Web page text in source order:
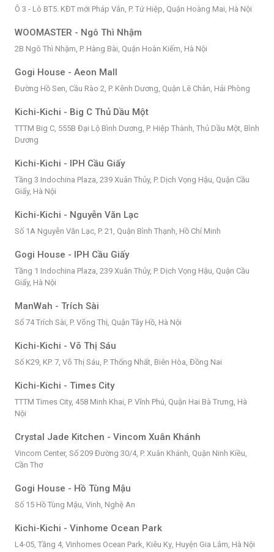
Ô 3 - Lô BT5. KĐT mới Pháp Vân, P. Tứ Hiệp, Quận Hoàng Mai, Hà Nội
WOOMASTER - Ngô Thì Nhậm
2B Ngô Thì Nhậm, P. Hàng Bài, Quận Hoàn Kiếm, Hà Nội
Gogi House - Aeon Mall
Đường Hồ Sen, Cầu Rào 2, P. Kênh Dương, Quận Lê Chân, Hải Phòng
Kichi-Kichi - Big C Thủ Dầu Một
TTTM Big C, 555B Đại Lộ Bình Dương, P. Hiệp Thành, Thủ Dầu Một, Bình
Dương
Kichi-Kichi - IPH Cầu Giấy
Tầng 3 Indochina Plaza, 239 Xuân Thủy, P. Dịch Vọng Hậu, Quận Cầu
Giấy, Hà Nội
Kichi-Kichi - Nguyễn Văn Lạc
Số 1A Nguyễn Văn Lạc, P. 21, Quận Bình Thạnh, Hồ Chí Minh
Gogi House - IPH Cầu Giấy
Tầng 1 Indochina Plaza, 239 Xuân Thủy, P. Dịch Vọng Hậu, Quận Cầu
Giấy, Hà Nội
ManWah - Trích Sài
Số 74 Trích Sài, P. Võng Thị, Quận Tây Hồ, Hà Nội
Kichi-Kichi - Võ Thị Sáu
Số K29, KP. 7, Võ Thị Sáu, P. Thống Nhất, Biên Hòa, Đồng Nai
Kichi-Kichi - Times City
TTTM Times City, 458 Minh Khai, P. Vĩnh Phú, Quận Hai Bà Trưng, Hà
Nội
Crystal Jade Kitchen - Vincom Xuân Khánh
Vincom Center, Số 209 Đường 30/4, P. Xuân Khánh, Quận Ninh Kiều,
Cần Thơ
Gogi House - Hồ Tùng Mậu
Số 15 Hồ Tùng Mậu, Vinh, Nghệ An
Kichi-Kichi - Vinhome Ocean Park
L4-05, Tầng 4, Vinhomes Ocean Park, Kiêu Kỵ, Huyện Gia Lâm, Hà Nội